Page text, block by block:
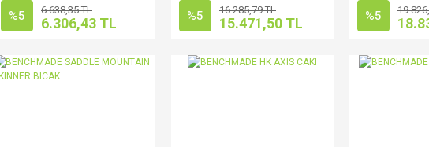
%5 6.638,35 TL
6.306,43 TL %5 16.285,79 TL
15.471,50 TL %5